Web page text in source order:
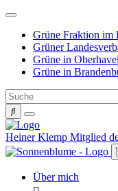
Weiter
Inhalt
Grüne Fraktion im
Grüner
Grüne in Oberhavel
Grüne in
Heiner Klemp Mitglied
Über mich